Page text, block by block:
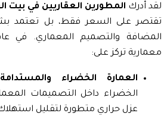
المطورين العقاريين في بيت الوطن
على السعر فقط، بل تعتمد بشكل
تركز على:
العمارة الخضراء والمستدامة:
الخضراء داخل التصميمات
عزل حراري متطورة لتقليل استهلاك